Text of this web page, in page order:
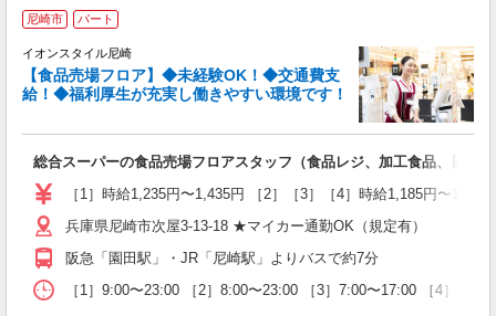
尼崎市 パート
イオンスタイル尼崎
【食品売場フロア】◆未経験OK！◆交通費支
給！◆福利厚生が充実し働きやすい環境です！
総合スーパーの食品売場フロアスタッフ（食品レジ、加工食品、日配
［1］時給1,235円〜1,435円 ［2］［3］［4］時給1,185円〜
兵庫県尼崎市次屋3-13-18 ★マイカー通勤OK（規定有）
阪急「園田駅」・JR「尼崎駅」よりバスで約7分
［1］9:00〜23:00 ［2］8:00〜23:00 ［3］7:00〜17:00 ［4］